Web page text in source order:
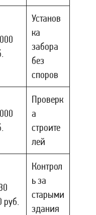
Установ
ка
забора
без
споров
Проверк
а
строите
лей
руб.
Контрол
ь за
старыми
здания